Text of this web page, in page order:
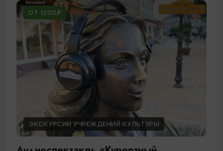
ОТ 1200₽
ЭКСКУРСИИ УЧРЕЖДЕНИЙ КУЛЬТУРЫ